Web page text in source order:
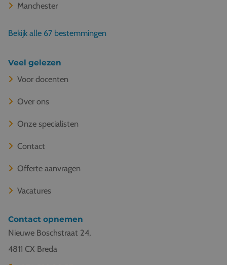
Manchester
Bekijk alle 67 bestemmingen
Veel gelezen
Voor docenten
Over ons
Onze specialisten
Contact
Offerte aanvragen
Vacatures
Contact opnemen
Nieuwe Boschstraat 24,
4811 CX Breda